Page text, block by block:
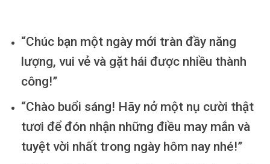
“Chúc bạn một ngày mới tràn đầy năng
lượng, vui vẻ và gặt hái được nhiều thành
công!”
“Chào buổi sáng! Hãy nở một nụ cười thật
tươi để đón nhận những điều may mắn và
tuyệt vời nhất trong ngày hôm nay nhé!”